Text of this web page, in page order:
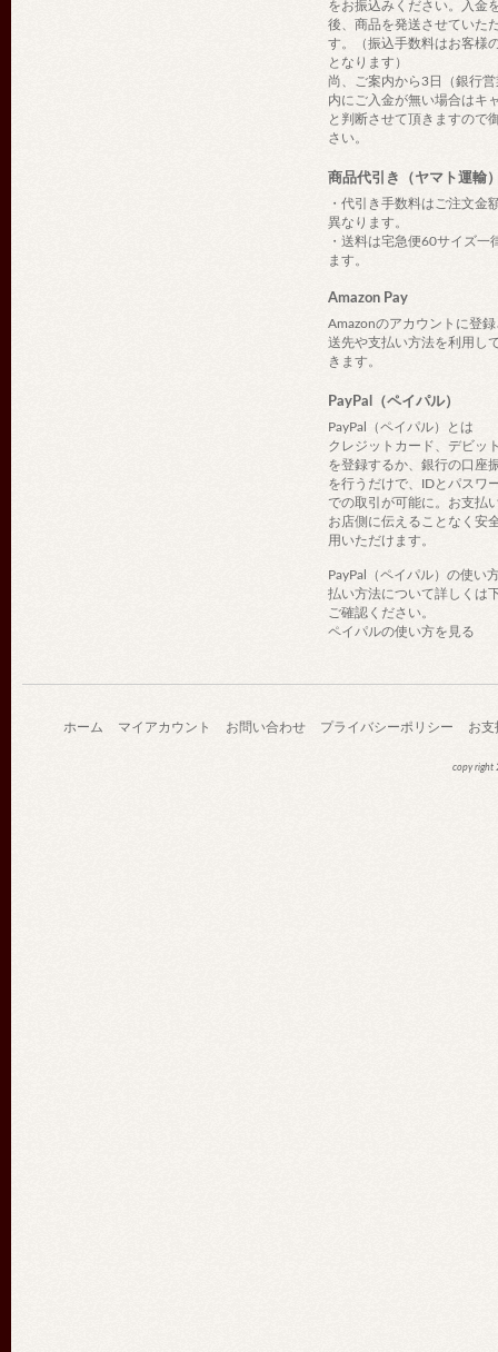
をお振込みください。入金
後、商品を発送させていた
す。（振込手数料はお客様
となります）
尚、ご案内から3日（銀行
内にご入金が無い場合はキ
と判断させて頂きますので
さい。
商品代引き（ヤマト運輸
・代引き手数料はご注文金
異なります。
・送料は宅急便60サイズ一
ます。
Amazon Pay
Amazonのアカウントに登
送先や支払い方法を利用し
きます。
PayPal（ペイパル）
PayPal（ペイパル）とは
クレジットカード、デビッ
を登録するか、銀行の口座
を行うだけで、IDとパスワ
での取引が可能に。お支払
お店側に伝えることなく安
用いただけます。
PayPal（ペイパル）の使い
払い方法について詳しくは
ご確認ください。
ペイパルの使い方を見る
ホーム マイアカウント お問い合わせ プライバシーポリシー お支
copy right